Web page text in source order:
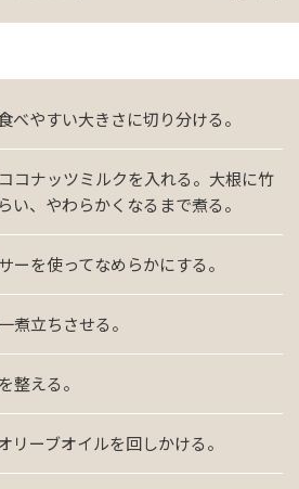
べやすい大きさに切り分ける。
コナッツミルクを入れる。大根に竹
い、やわらかくなるまで煮る。
を使ってなめらかにする。
立ちさせる。
整える。
リーブオイルを回しかける。